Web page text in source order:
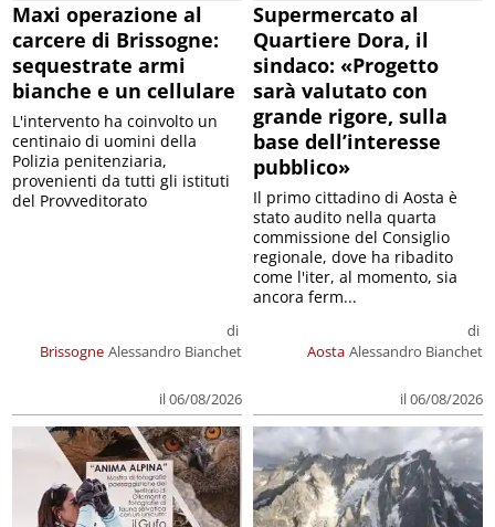
Maxi operazione al
carcere di Brissogne:
sequestrate armi
bianche e un cellulare
Brissogne
di
Alessandro Bianchet
il 06/08/2026
L'intervento ha coinvolto un
centinaio di uomini della
Polizia penitenziaria,
provenienti da tutti gli istituti
del Provveditorato
Supermercato al
Quartiere Dora, il
sindaco: «Progetto
sarà valutato con
grande rigore, sulla
base dell’interesse
pubblico»
Aosta
di
Alessandro Bianchet
il 06/08/2026
Il primo cittadino di Aosta è
stato audito nella quarta
commissione del Consiglio
regionale, dove ha ribadito
come l'iter, al momento, sia
ancora ferm...